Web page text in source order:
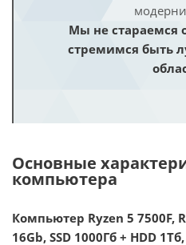
Мы не стараемся
стремимся быть
Основные
компьютера
Компьютер Ryzen 5 7500F,
16Gb, SSD 1000Гб + HDD